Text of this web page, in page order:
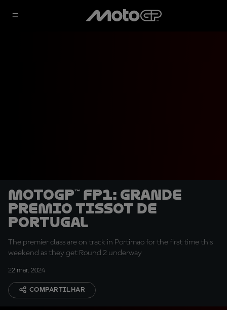
MotoGP™ FP1: Grande
Premio Tissot de
Portugal
The premier class are on track in Portimao for the first time this
weekend as they get Round 2 underway
22 mar. 2024
COMPARTILHAR